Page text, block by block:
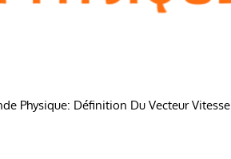
Physique: Définition Du Vecteur Vitesse